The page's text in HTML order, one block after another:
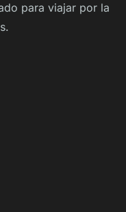
para viajar por la